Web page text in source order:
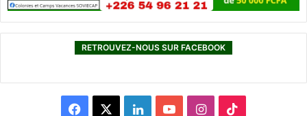
RETROUVEZ-NOUS SUR FACEBOOK
L
I